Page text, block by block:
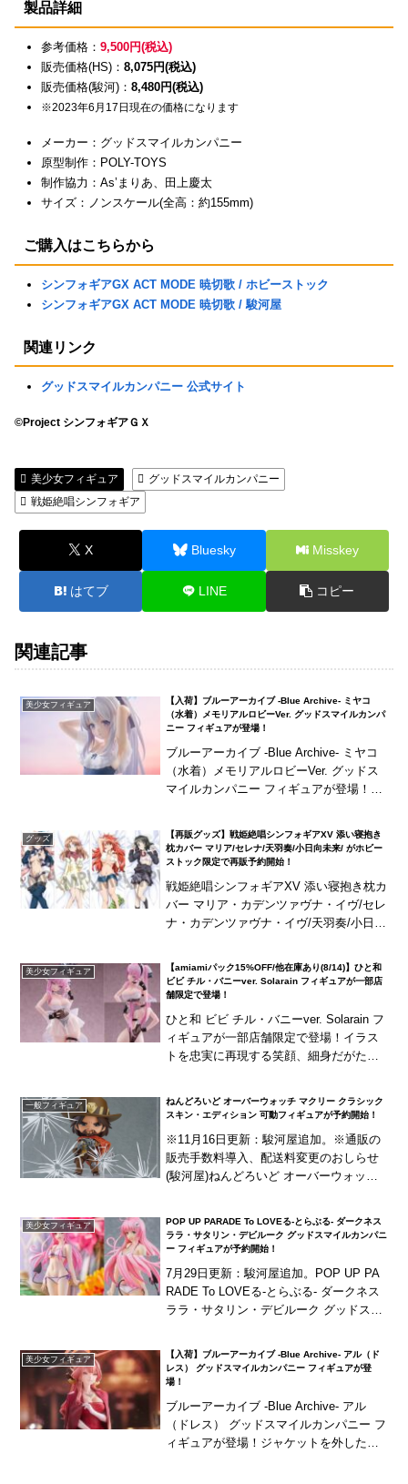
製品詳細
参考価格：9,500円(税込)
販売価格(HS)：8,075円(税込)
販売価格(駿河)：8,480円(税込)
※2023年6月17日現在の価格になります
メーカー：グッドスマイルカンパニー
原型制作：POLY-TOYS
制作協力：As’まりあ、田上慶太
サイズ：ノンスケール(全高：約155mm)
ご購入はこちらから
シンフォギアGX ACT MODE 暁切歌 / ホビーストック
シンフォギアGX ACT MODE 暁切歌 / 駿河屋
関連リンク
グッドスマイルカンパニー 公式サイト
©Project シンフォギアＧＸ
美少女フィギュア
グッドスマイルカンパニー
戦姫絶唱シンフォギア
X Bluesky Misskey
はてブ LINE コピー
関連記事
美少女フィギュア
【入荷】ブルーアーカイブ -Blue Archive- ミヤコ
（水着）メモリアルロビーVer. グッドスマイルカンパ
ニー フィギュアが登場！
ブルーアーカイブ -Blue Archive- ミヤコ
（水着）メモリアルロビーVer. グッドス
マイルカンパニー フィギュアが登場！早
グッズ
【再販グッズ】戦姫絶唱シンフォギアXV 添い寝抱き
枕カバー マリア/セレナ/天羽奏/小日向未来/ がホビー
ストック限定で再販予約開始！
戦姫絶唱シンフォギアXV 添い寝抱き枕カ
バー マリア・カデンツァヴナ・イヴ/セレ
ナ・カデンツァヴナ・イヴ/天羽奏/小日向
ショ...
美少女フィギュア
【amiamiパック15%OFF/他在庫あり(8/14)】ひと和
ビビ チル・バニーver. Solarain フィギュアが一部店
舗限定で登場！
ひと和 ビビ チル・バニーver. Solarain フ
ィギュアが一部店舗限定で登場！イラス
トを忠実に再現する笑顔、細身だがたわ
一般フィギュア
ねんどろいど オーバーウォッチ マクリー クラシック
スキン・エディション 可動フィギュアが予約開始！
※11月16日更新：駿河屋追加。※通販の
販売手数料導入、配送料変更のおしらせ
(駿河屋)ねんどろいど オーバーウォッチ
いど・...
美少女フィギュア
POP UP PARADE To LOVEる-とらぶる- ダークネス
ララ・サタリン・デビルーク グッドスマイルカンパニ
ー フィギュアが予約開始！
7月29日更新：駿河屋追加。POP UP PA
RADE To LOVEる-とらぶる- ダークネス
ララ・サタリン・デビルーク グッドスマ
美少女フィギュア
【入荷】ブルーアーカイブ -Blue Archive- アル（ド
レス） グッドスマイルカンパニー フィギュアが登
場！
ブルーアーカイブ -Blue Archive- アル
（ドレス） グッドスマイルカンパニー フ
ィギュアが登場！ジャケットを外した姿